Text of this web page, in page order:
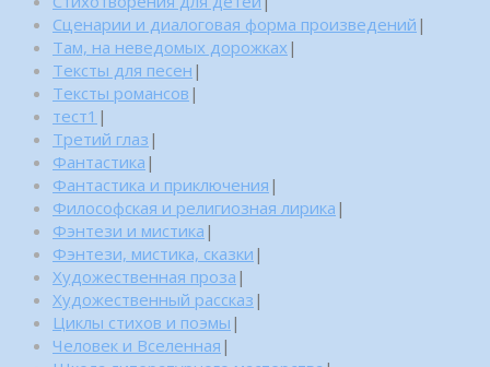
Сценарии и диалоговая форма произведений |
Там, на неведомых дорожках |
Тексты для песен |
Тексты романсов |
тест1 |
Третий глаз |
Фантастика |
Фантастика и приключения |
Философская и религиозная лирика |
Фэнтези и мистика |
Фэнтези, мистика, сказки |
Художественная проза |
Художественный рассказ |
Циклы стихов и поэмы |
Человек и Вселенная |